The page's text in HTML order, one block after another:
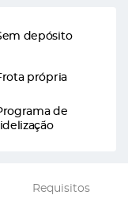
depósito
própria
de
Requisitos